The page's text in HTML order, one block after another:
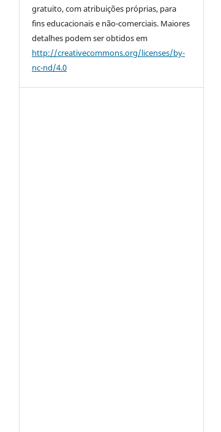
gratuito, com atribuições próprias, para
fins educacionais e não-comerciais. Maiores
detalhes podem ser obtidos em
http://creativecommons.org/licenses/by-
nc-nd/4.0